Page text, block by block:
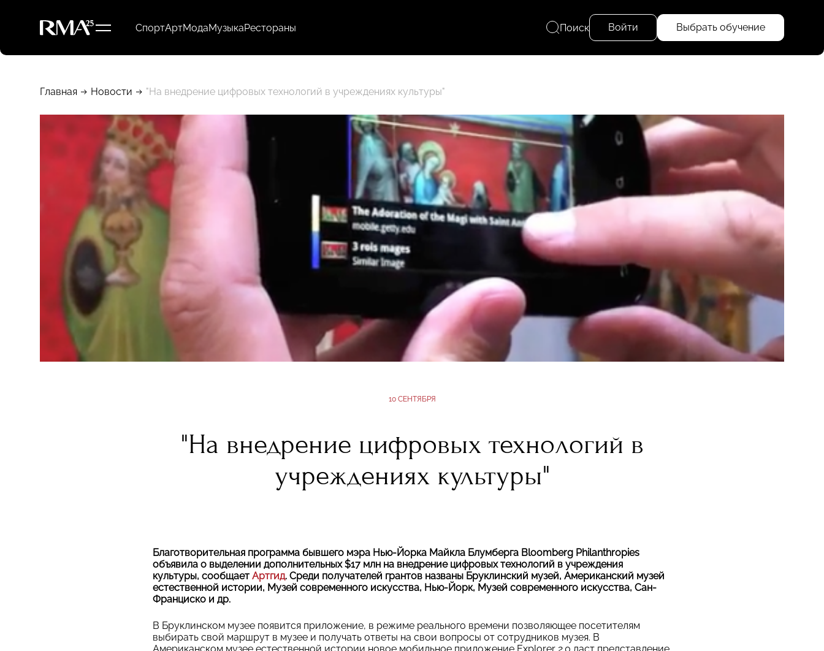
СпортАртМодаМузыкаРестораны Поиск Войти Выбрать обучение
Главная Новости "На внедрение цифровых технологий в учреждениях культуры"
10 СЕНТЯБРЯ
"На внедрение цифровых технологий в
учреждениях культуры"
Благотворительная программа бывшего мэра Нью-Йорка Майкла Блумберга Bloomberg Philanthropies
объявила о выделении дополнительных $17 млн на внедрение цифровых технологий в учреждения
культуры, сообщает Артгид. Среди получателей грантов названы Бруклинский музей, Американский музей
естественной истории, Музей современного искусства, Нью-Йорк, Музей современного искусства, Сан-
Франциско и др.
В Бруклинском музее появится приложение, в режиме реального времени позволяющее посетителям
выбирать свой маршрут в музее и получать ответы на свои вопросы от сотрудников музея. В